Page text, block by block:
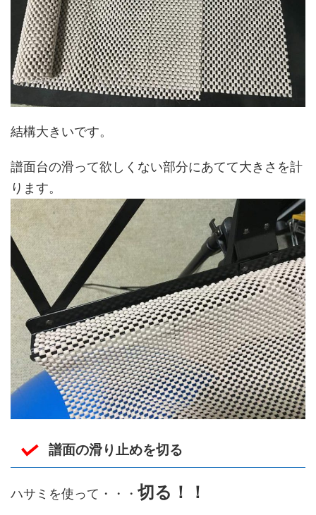
結構大きいです。
譜面台の滑って欲しくない部分にあてて大きさを計
ります。
譜面の滑り止めを切る
ハサミを使って・・・ 切る！！